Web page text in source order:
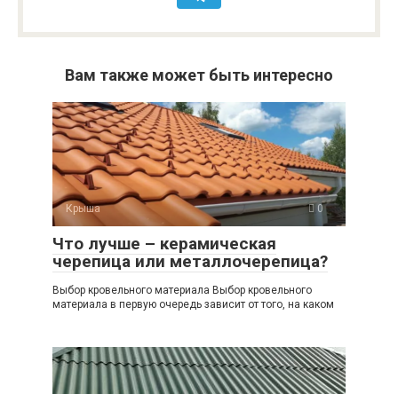
Вам также может быть интересно
Крыша 0
Что лучше – керамическая
черепица или металлочерепица?
Выбор кровельного материала Выбор кровельного
материала в первую очередь зависит от того, на каком